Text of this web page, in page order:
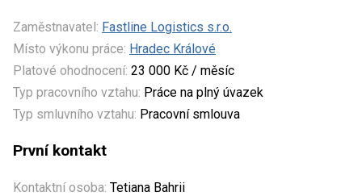
Zaměstnavatel: Fastline Logistics s.r.o.
Místo výkonu práce: Hradec Králové
Platové ohodnocení: 23 000 Kč / měsíc
Typ pracovního vztahu: Práce na plný úvazek
Typ smluvního vztahu: Pracovní smlouva
První kontakt
Kontaktní osoba: Tetiana Bahrii